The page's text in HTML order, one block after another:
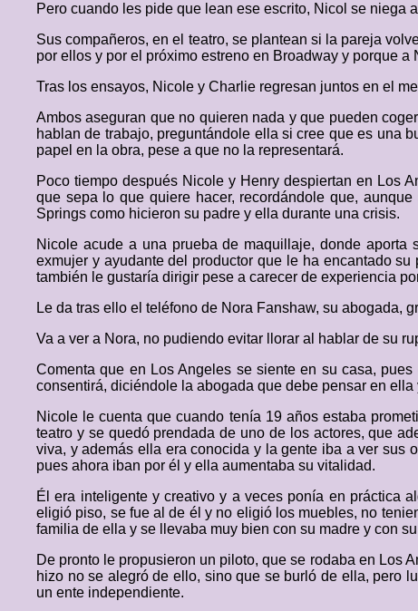
Pero cuando les pide que lean ese escrito, Nicol se niega
Sus compañeros, en el teatro, se plantean si la pareja
por ellos y por el próximo estreno en Broadway y porque
Tras los ensayos, Nicole y Charlie regresan juntos en el
Ambos aseguran que no quieren nada y que pueden
hablan de trabajo, preguntándole ella si cree que es una
papel en la obra, pese a que no la representará.
Poco tiempo después Nicole y Henry despiertan en Los
que sepa lo que quiere hacer, recordándole que,
Springs como hicieron su padre y ella durante una crisis.
Nicole acude a una prueba de maquillaje, donde
exmujer y ayudante del productor que le ha encantado
también le gustaría dirigir pese a carecer de experiencia
Le da tras ello el teléfono de Nora Fanshaw, su abogada,
Va a ver a Nora, no pudiendo evitar llorar al hablar de su
Comenta que en Los Angeles se siente en su casa,
consentirá, diciéndole la abogada que debe pensar en
Nicole le cuenta que cuando tenía 19 años estaba
teatro y se quedó prendada de uno de los actores, que
viva, y además ella era conocida y la gente iba a ver sus
pues ahora iban por él y ella aumentaba su vitalidad.
Él era inteligente y creativo y a veces ponía en práctica
eligió piso, se fue al de él y no eligió los muebles, no
familia de ella y se llevaba muy bien con su madre y con
De pronto le propusieron un piloto, que se rodaba en Los
hizo no se alegró de ello, sino que se burló de ella, pero
un ente independiente.